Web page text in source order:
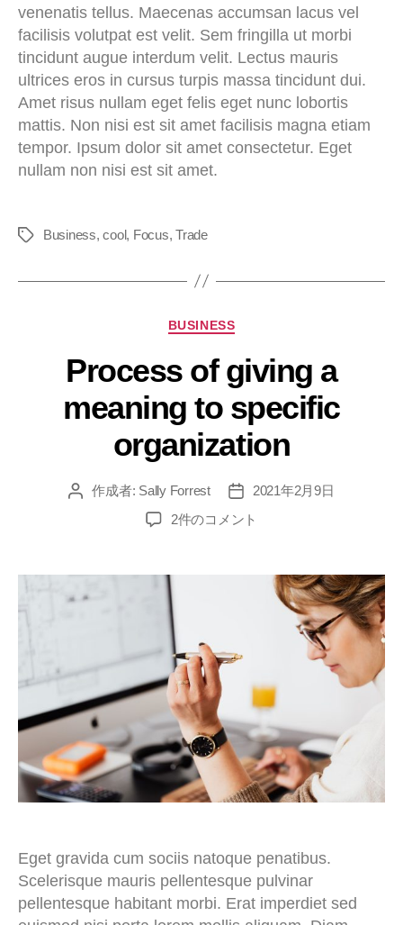
venenatis tellus. Maecenas accumsan lacus vel
facilisis volutpat est velit. Sem fringilla ut morbi
tincidunt augue interdum velit. Lectus mauris
ultrices eros in cursus turpis massa tincidunt dui.
Amet risus nullam eget felis eget nunc lobortis
mattis. Non nisi est sit amet facilisis magna etiam
tempor. Ipsum dolor sit amet consectetur. Eget
nullam non nisi est sit amet.
Business,cool, Focus,Trade
BUSINESS
Process of giving a
meaning to specific
organization
作成者: Sally Forrest
2021年2月9日
2件のコメント
Eget gravida cum sociis natoque penatibus.
Scelerisque mauris pellentesque pulvinar
pellentesque habitant morbi. Erat imperdiet sed